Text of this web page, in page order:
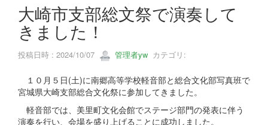
大崎市支部総文祭で演奏して
きました！
投稿日時 : 2024/10/07 管理者yw カテゴリ:
１０月５日(土)に南郷高等学校軽音部と総合文化部写真班で
宮城県大崎支部総合文化祭に参加してきました。
軽音部では、美里町文化会館でステージ部門の発表に伴う
演奏を行い、会場を盛り上げることに成功しました。